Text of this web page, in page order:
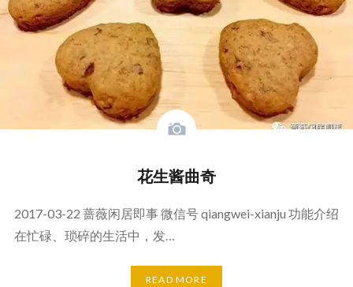
花生酱曲奇
2017-03-22 蔷薇闲居即事 微信号 qiangwei-xianju 功能介绍
在忙碌、琐碎的生活中，发…
READ MORE